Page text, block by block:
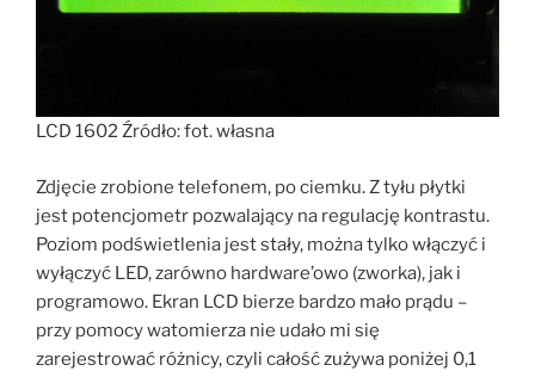
LCD 1602 Źródło: fot. własna
Zdjęcie zrobione telefonem, po ciemku. Z tyłu płytki
jest potencjometr pozwalający na regulację kontrastu.
Poziom podświetlenia jest stały, można tylko włączyć i
wyłączyć LED, zarówno hardware’owo (zworka), jak i
programowo. Ekran LCD bierze bardzo mało prądu –
przy pomocy watomierza nie udało mi się
zarejestrować różnicy, czyli całość zużywa poniżej 0,1